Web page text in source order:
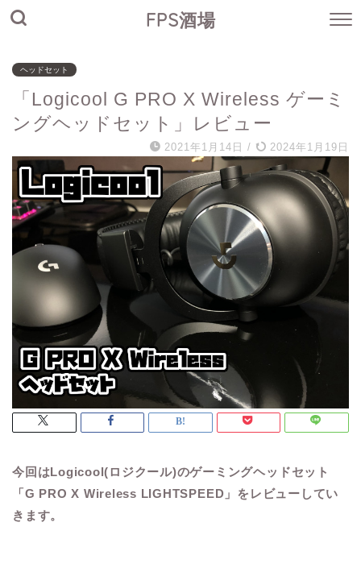
FPS酒場
ヘッドセット
「Logicool G PRO X Wireless ゲーミ
ングヘッドセット」レビュー
2021年1月14日 / 2024年1月19日
今回はLogicool(ロジクール)のゲーミングヘッドセット
「G PRO X Wireless LIGHTSPEED」をレビューしてい
きます。